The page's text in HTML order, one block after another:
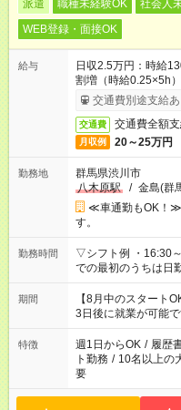
派遣 職種未経験OK 社会人
WEB登録・面接OK
給与
日収2.5万円：時給
割増（時給0.25×5h）
交通費別途支給あ
交通費 交通費全額
月収例 20～25万円
勤務地
群馬県渋川市
八木原駅
/ 金島(群
≪車通勤もOK！≫
す。
勤務時間
▽シフト例 ・16:30
での最初のうちは日勤からのス
今ご覧のお仕事で希
時間。 合計で週40
期間
【8月中のスタート
3日後に就業が可能で
特徴 週1日からOK / 履歴
ト勤務 / 10名以上の
要